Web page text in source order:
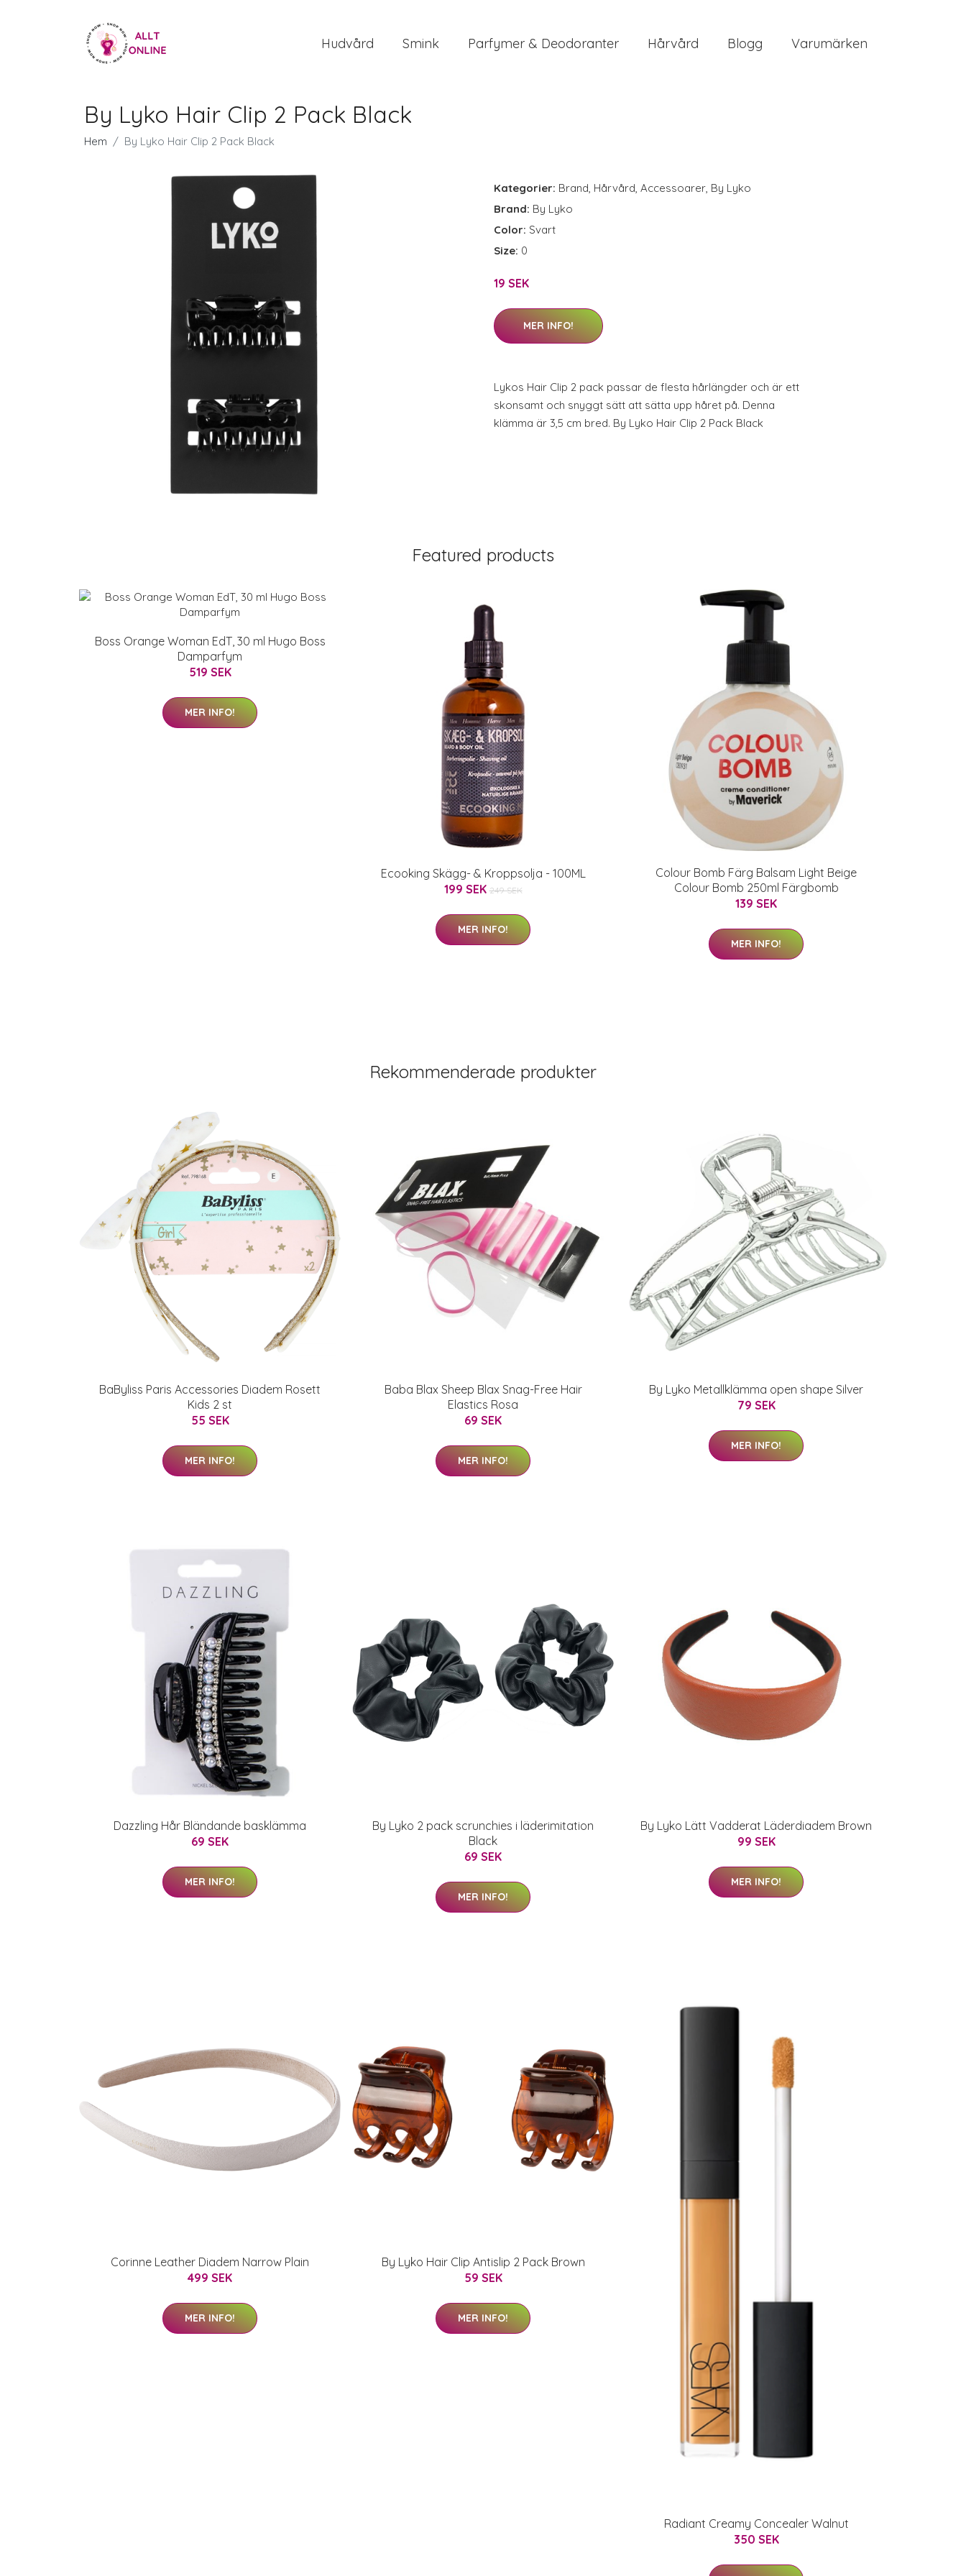
Hudvård Smink Parfymer & Deodoranter Hårvård Blogg Varumärken
By Lyko Hair Clip 2 Pack Black
Hem By Lyko Hair Clip 2 Pack Black
Kategorier: Brand, Hårvård, Accessoarer, By Lyko
Brand: By Lyko
Color: Svart
Size: 0
19 SEK
MER INFO!
Lykos Hair Clip 2 pack passar de flesta hårlängder och är ett
skonsamt och snyggt sätt att sätta upp håret på. Denna
klämma är 3,5 cm bred. By Lyko Hair Clip 2 Pack Black
Featured products
Boss Orange Woman EdT, 30 ml Hugo Boss
Damparfym
519 SEK
MER INFO!
Ecooking Skägg- & Kroppsolja - 100ML
199 SEK 249 SEK
MER INFO!
Colour Bomb Färg Balsam Light Beige
Colour Bomb 250ml Färgbomb
139 SEK
MER INFO!
Rekommenderade produkter
BaByliss Paris Accessories Diadem Rosett
Kids 2 st
55 SEK
MER INFO!
Baba Blax Sheep Blax Snag-Free Hair
Elastics Rosa
69 SEK
MER INFO!
By Lyko Metallklämma open shape Silver
79 SEK
MER INFO!
Dazzling Hår Bländande basklämma
69 SEK
MER INFO!
By Lyko 2 pack scrunchies i läderimitation
Black
69 SEK
MER INFO!
By Lyko Lätt Vadderat Läderdiadem Brown
99 SEK
MER INFO!
Corinne Leather Diadem Narrow Plain
499 SEK
MER INFO!
By Lyko Hair Clip Antislip 2 Pack Brown
59 SEK
MER INFO!
Radiant Creamy Concealer Walnut
350 SEK